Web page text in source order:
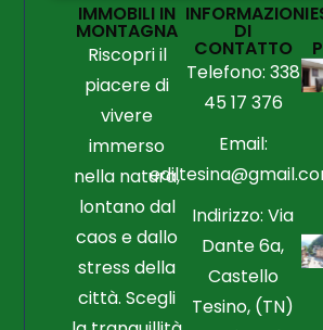
IMMOBILI IN
MONTAGNA
Riscopri il
piacere di
vivere
immerso
nella natura,
lontano dal
caos e dallo
stress della
città. Scegli
INFORMAZIONI
DI
CONTATTO
Telefono: 338
45 17 376
Email:
Indirizzo: Via
Dante 6a,
Castello
Tesino, (TN)